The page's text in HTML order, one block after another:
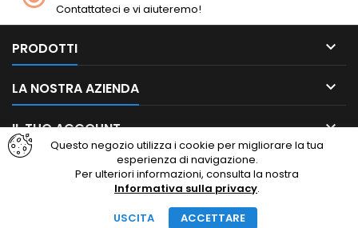
Contattateci e vi aiuteremo!
PRODOTTI 
LA NOSTRA AZIENDA 
IL TUO ACCOUNT 
CONTATTO
Questo negozio utilizza i cookie per migliorare la tua
esperienza di navigazione.
Per ulteriori informazioni, consulta la nostra
Informativa sulla privacy.
USCITA
ACCETTARE
FacebookInstagram